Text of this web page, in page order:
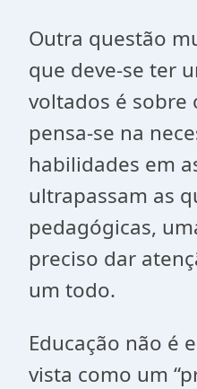
Outra questão
que deve-se ter
voltados é sobre
pensa-se na
habilidades em
ultrapassam as
pedagógicas,
preciso dar
um todo.
Educação não é
vista como um